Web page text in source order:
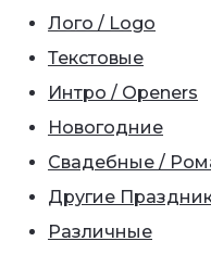
Лого / Logo
Текстовые
Интро / Openers
Новогодние
Свадебные /
Другие
Различные